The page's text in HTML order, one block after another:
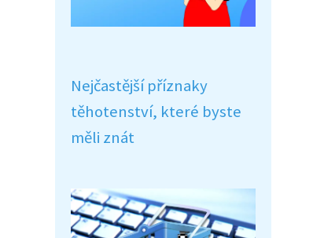
Nejčastější příznaky
těhotenství, které byste
měli znát